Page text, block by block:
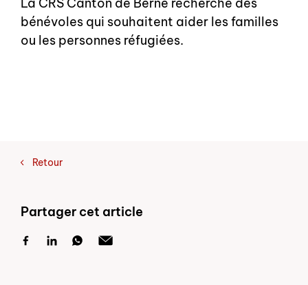
bénévoles qui souhaitent aider les familles
ou les personnes réfugiées.
Retour
Partager cet article